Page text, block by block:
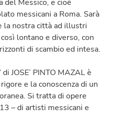
del Messico, e cioè
messicani a Roma. Sarà
la nostra città ad illustri
lontano e diverso, con
di scambio ed intesa.
JOSE’ PINTO MAZAL è
e la conoscenza di un
Si tratta di opere
– di artisti messicani e